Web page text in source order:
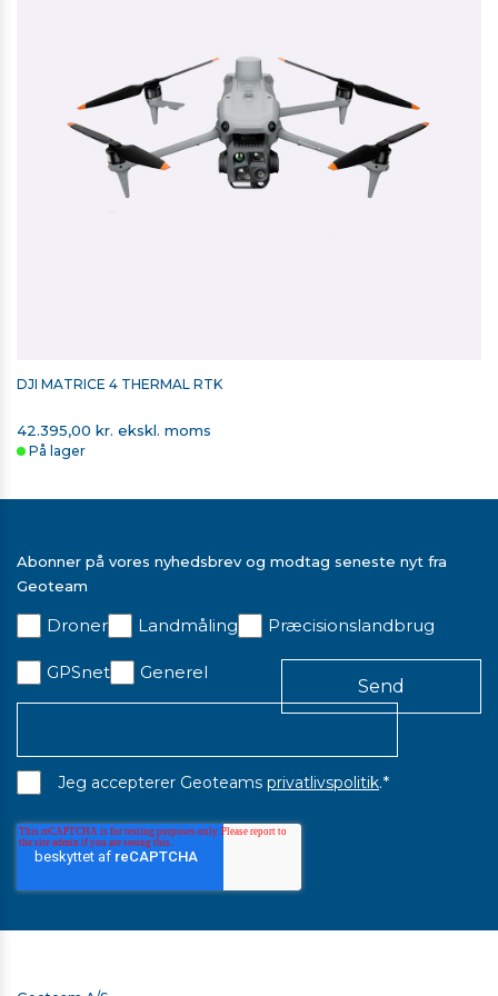
DJI MATRICE 4 THERMAL RTK
42.395,00 kr. ekskl. moms
På lager
Abonner på vores nyhedsbrev og modtag seneste nyt fra
Geoteam
Droner Landmåling Præcisionslandbrug
GPSnet Generel
Jeg accepterer Geoteams privatlivspolitik.*